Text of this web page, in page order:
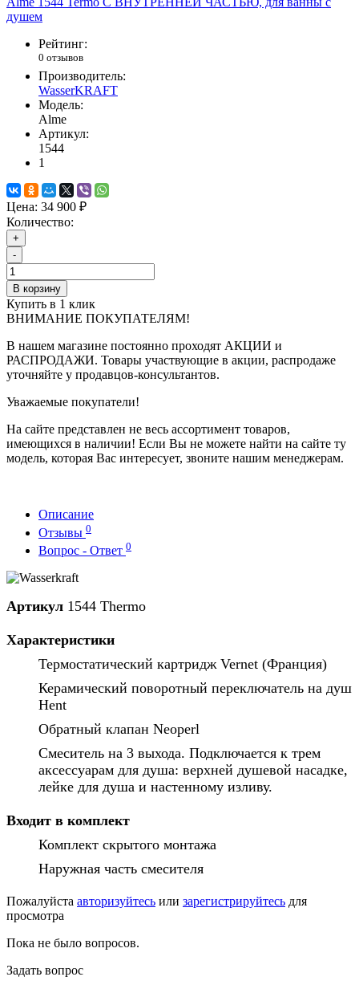
Рейтинг:
0 отзывов
Производитель:
WasserKRAFT
Модель:
Alme
Артикул:
1544
1
Цена: 34 900 ₽
Количество:
+
-
В корзину
Купить в 1 клик
ВНИМАНИЕ ПОКУПАТЕЛЯМ!
В нашем магазине постоянно проходят АКЦИИ и
РАСПРОДАЖИ. Товары участвующие в акции, распродаже
уточняйте у продавцов-консультантов.
Уважаемые покупатели!
На сайте представлен не весь ассортимент товаров,
имеющихся в наличии! Если Вы не можете найти на сайте ту
модель, которая Вас интересует, звоните нашим менеджерам.
Описание
Отзывы 0
Вопрос - Ответ 0
Артикул 1544 Thermo
Характеристики
Термостатический картридж Vernet (Франция)
Керамический поворотный переключатель на душ
Hent
Обратный клапан Neoperl
Смеситель на 3 выхода. Подключается к трем
аксессуарам для душа: верхней душевой насадке,
лейке для душа и настенному изливу.
Входит в комплект
Комплект скрытого монтажа
Наружная часть смесителя
Пожалуйста авторизуйтесь или зарегистрируйтесь для
просмотра
Пока не было вопросов.
Задать вопрос